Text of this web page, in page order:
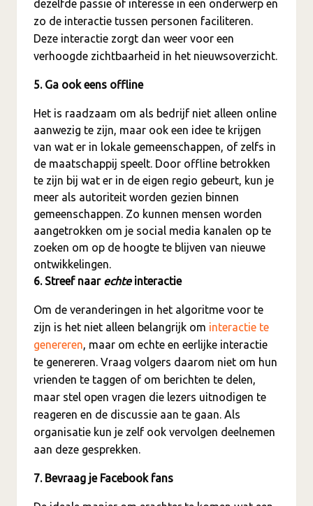
dezelfde passie of interesse in een onderwerp en
zo de interactie tussen personen faciliteren.
Deze interactie zorgt dan weer voor een
verhoogde zichtbaarheid in het nieuwsoverzicht.
5. Ga ook eens offline
Het is raadzaam om als bedrijf niet alleen online
aanwezig te zijn, maar ook een idee te krijgen
van wat er in lokale gemeenschappen, of zelfs in
de maatschappij speelt. Door offline betrokken
te zijn bij wat er in de eigen regio gebeurt, kun je
meer als autoriteit worden gezien binnen
gemeenschappen. Zo kunnen mensen worden
aangetrokken om je social media kanalen op te
zoeken om op de hoogte te blijven van nieuwe
ontwikkelingen.
6. Streef naar echte interactie
Om de veranderingen in het algoritme voor te
zijn is het niet alleen belangrijk om interactie te
genereren, maar om echte en eerlijke interactie
te genereren. Vraag volgers daarom niet om hun
vrienden te taggen of om berichten te delen,
maar stel open vragen die lezers uitnodigen te
reageren en de discussie aan te gaan. Als
organisatie kun je zelf ook vervolgen deelnemen
aan deze gesprekken.
7. Bevraag je Facebook fans